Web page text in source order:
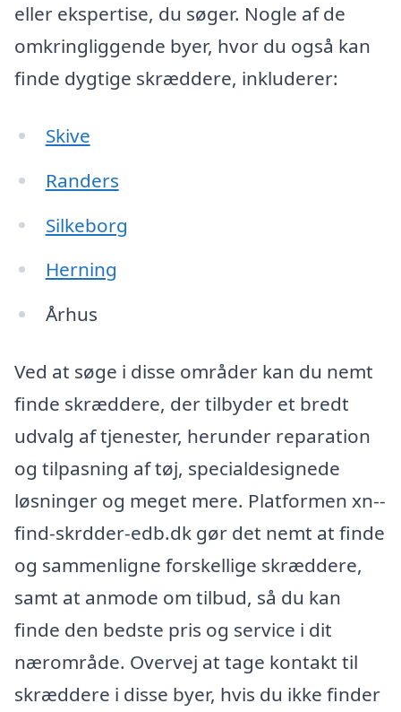
eller ekspertise, du søger. Nogle af de
omkringliggende byer, hvor du også kan
finde dygtige skræddere, inkluderer:
Skive
Randers
Silkeborg
Herning
Århus
Ved at søge i disse områder kan du nemt
finde skræddere, der tilbyder et bredt
udvalg af tjenester, herunder reparation
og tilpasning af tøj, specialdesignede
løsninger og meget mere. Platformen xn--
find-skrdder-edb.dk gør det nemt at finde
og sammenligne forskellige skræddere,
samt at anmode om tilbud, så du kan
finde den bedste pris og service i dit
nærområde. Overvej at tage kontakt til
skræddere i disse byer, hvis du ikke finder